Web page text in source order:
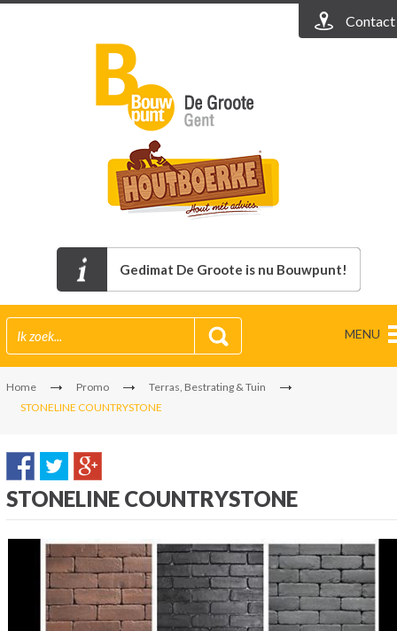
Contact
Gedimat De Groote is nu Bouwpunt!
MENU
Home Promo
Terras, Bestrating & Tuin
STONELINE COUNTRYSTONE
STONELINE COUNTRYSTONE